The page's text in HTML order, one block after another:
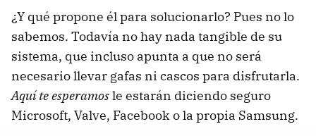
¿Y qué propone él para solucionarlo? Pues no lo
sabemos. Todavía no hay nada tangible de su
sistema, que incluso apunta a que no será
necesario llevar gafas ni cascos para disfrutarla.
Aquí te esperamosle estarán diciendo seguro
Microsoft, Valve, Facebook o la propia Samsung.